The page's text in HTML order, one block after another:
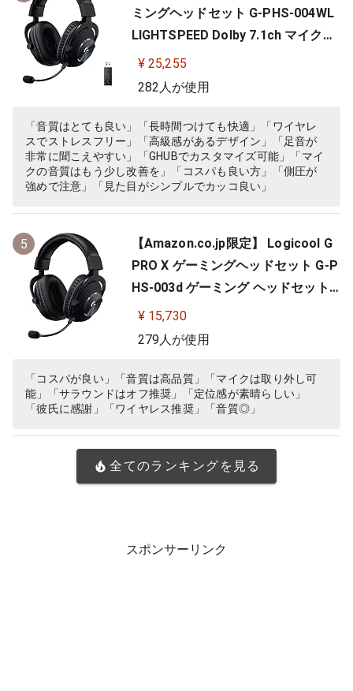
ミングヘッドセット G-PHS-004WL
LIGHTSPEED Dolby 7.1ch マイク付
き 20時間連続使用可能 軽量 充電式
PS5 PS4 PC ゲーミング ヘッドセッ
004 ブラック 国内正規品 【 ファイ
ナルファンタジー XIV 推奨モ…
¥ 25,255
282人が使用
「音質はとても良い」「長時間つけても快適」「ワイヤレ
スでストレスフリー」「高級感があるデザイン」「足音が
非常に聞こえやすい」「GHUBでカスタマイズ可能」「マイ
クの音質はもう少し改善を」「コスパも良い方」「側圧が
強めで注意」「見た目がシンプルでカッコ良い」
5
【Amazon.co.jp限定】 Logicool G
PRO X ゲーミングヘッドセット G-P
HS-003d ゲーミング ヘッドセット
Dolby 7.1ch サラウンドサウンド 3.5
mm 有線 マイク付き Blue VO!CE搭
5 PS4 PC windows ブラック 国内正
規品 ※Amazon.co.jp限定 壁…
¥ 15,730
279人が使用
「コスパが良い」「音質は高品質」「マイクは取り外し可
能」「サラウンドはオフ推奨」「定位感が素晴らしい」
「彼氏に感謝」「ワイヤレス推奨」「音質◎」
全てのランキングを見る
スポンサーリンク